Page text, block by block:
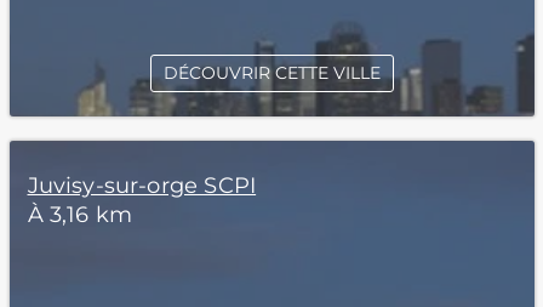
DÉCOUVRIR CETTE VILLE
Juvisy-sur-orge SCPI
À 3,16 km